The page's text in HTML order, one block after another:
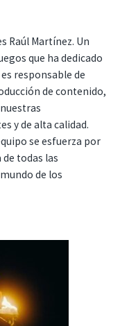
Raúl Martínez. Un
que ha dedicado
responsable de
de contenido,
y de alta calidad.
se esfuerza por
todas las
de los